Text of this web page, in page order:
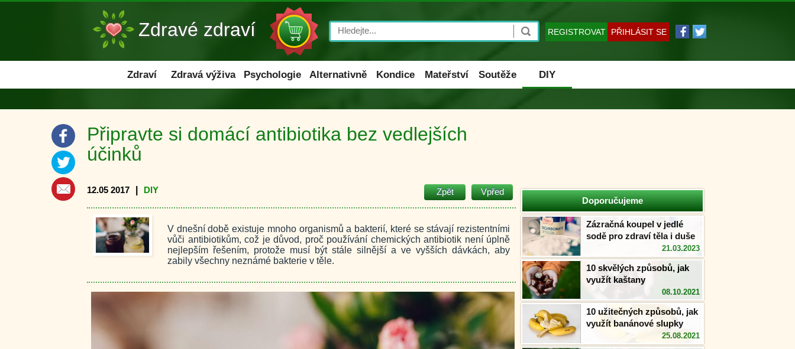
Zdravé zdraví REGISTROVAT PŘIHLÁSIT SE
Search
Zdraví Zdravá výživa Psychologie Alternativně Kondice Mateřství Soutěže DIY
Doporučujeme
Zázračná koupel v jedlé
sodě pro zdraví těla i duše
21.03.2023
10 skvělých způsobů, jak
využít kaštany
08.10.2021
10 užitečných způsobů, jak
využít banánové slupky
25.08.2021
Připravte si domácí antibiotika bez vedlejších
účinků
Zpět Vpřed
12.05 2017 DIY
V dnešní době existuje mnoho organismů a bakterií, které se stávají rezistentními
vůči antibiotikům, což je důvod, proč používání chemických antibiotik není úplně
nejlepším řešením, protože musí být stále silnější a ve vyšších dávkách, aby
zabily všechny neznámé bakterie v těle.